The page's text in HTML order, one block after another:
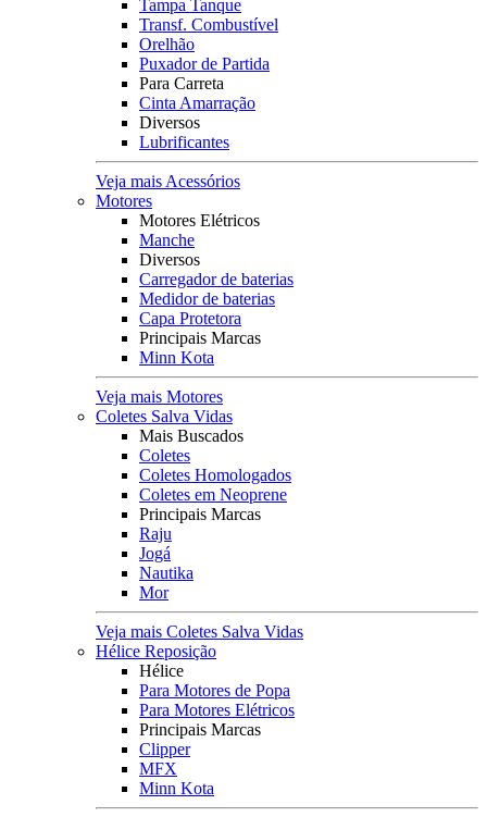
Tampa Tanque
Transf. Combustível
Orelhão
Puxador de Partida
Para Carreta
Cinta Amarração
Diversos
Lubrificantes
Veja mais Acessórios
Motores
Motores Elétricos
Manche
Diversos
Carregador de baterias
Medidor de baterias
Capa Protetora
Principais Marcas
Minn Kota
Veja mais Motores
Coletes Salva Vidas
Mais Buscados
Coletes
Coletes Homologados
Coletes em Neoprene
Principais Marcas
Raju
Jogá
Nautika
Mor
Veja mais Coletes Salva Vidas
Hélice Reposição
Hélice
Para Motores de Popa
Para Motores Elétricos
Principais Marcas
Clipper
MFX
Minn Kota